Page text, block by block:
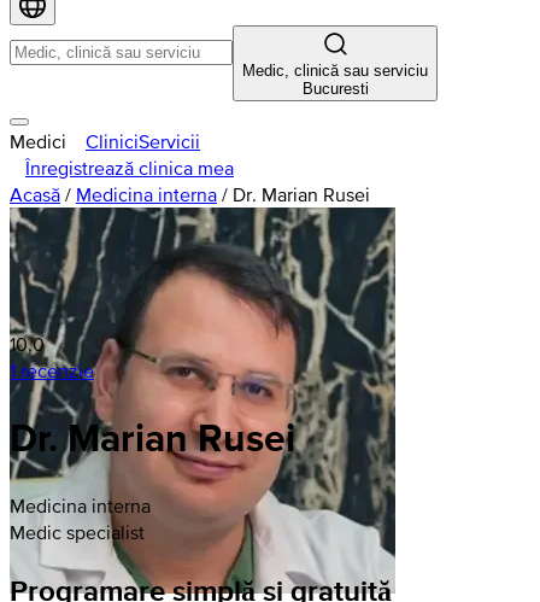
Medic, clinică sau serviciu
Bucuresti
Medici CliniciServicii
Înregistrează clinica mea
Acasă / Medicina interna / Dr. Marian Rusei
10,0
1 recenzie
Dr. Marian Rusei
Medicina interna
Medic specialist
Programare simplă si gratuită